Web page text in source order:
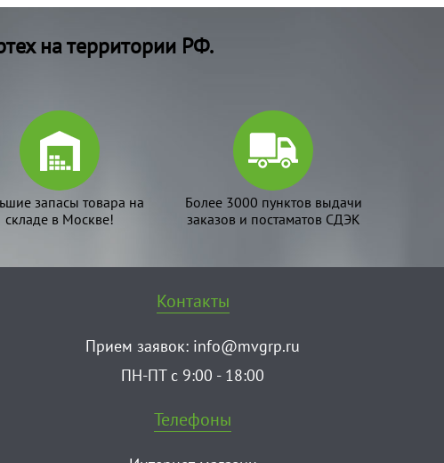
на территории РФ.
запасы товара на
складе в Москве!
Более 3000 пунктов выдачи
заказов и постаматов СДЭК
Контакты
Прием заявок: info@mvgrp.ru
ПН-ПТ с 9:00 - 18:00
Телефоны